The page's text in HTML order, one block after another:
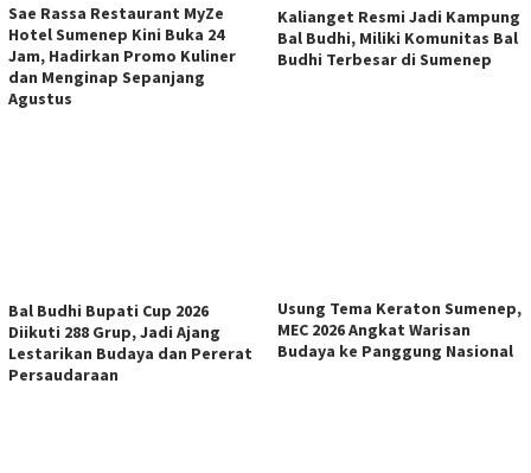
Sae Rassa Restaurant MyZe
Hotel Sumenep Kini Buka 24
Jam, Hadirkan Promo Kuliner
dan Menginap Sepanjang
Agustus
Kalianget Resmi Jadi Kampung
Bal Budhi, Miliki Komunitas Bal
Budhi Terbesar di Sumenep
Bal Budhi Bupati Cup 2026
Diikuti 288 Grup, Jadi Ajang
Lestarikan Budaya dan Pererat
Persaudaraan
Usung Tema Keraton Sumenep,
MEC 2026 Angkat Warisan
Budaya ke Panggung Nasional